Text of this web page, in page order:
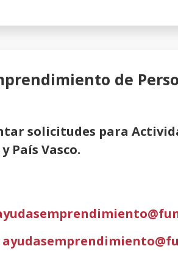
de
solicitudes para
País Vasco.